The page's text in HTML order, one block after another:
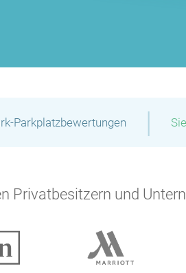
Parkplatzbewertungen |
Privatbesitzern und